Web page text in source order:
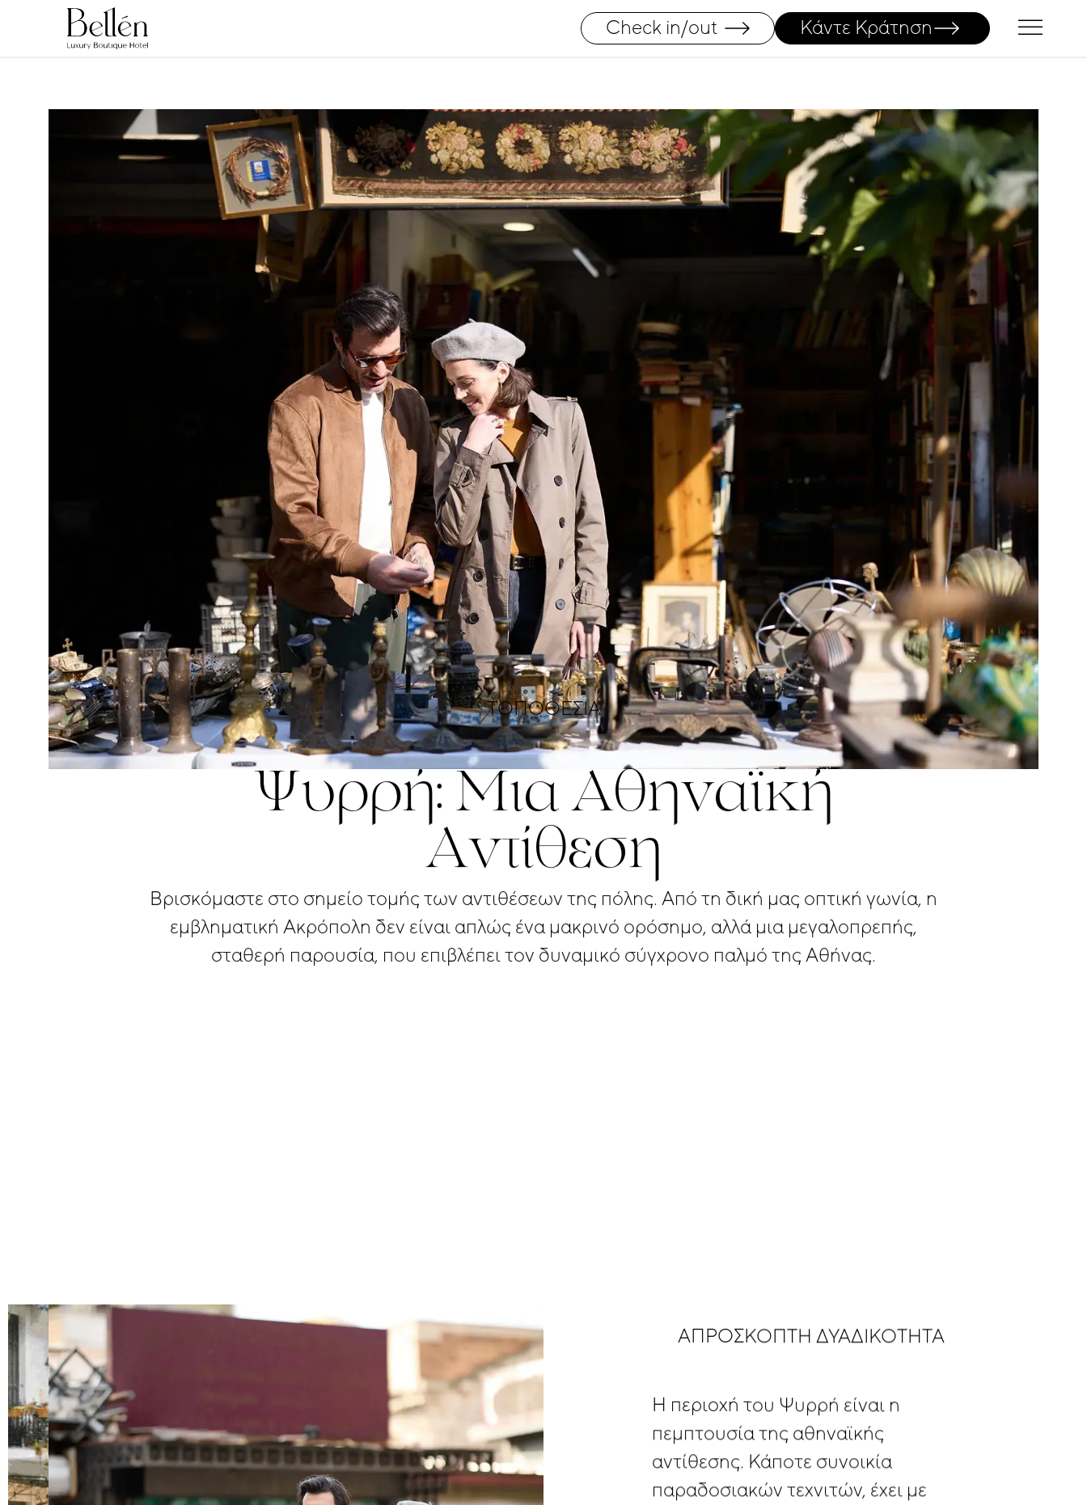
Παράκαμψη
Check in/out Κάντε Κράτηση
ΤΟΠΟΘΕΣΊΑ
Ψυρρή:Μια Αθηναϊκή
Αντίθεση
Βρισκόμαστε στο σημείοτομήςτων αντιθέσεωντης πόλης. Απότη δική μας οπτική γωνία, η
εμβληματική Ακρόπολη δεν είναιαπλώς ένα μακρινό ορόσημο, αλλά μια μεγαλοπρεπής,
σταθερή παρουσία, που επιβλέπειτον δυναμικό σύγχρονο παλμότηςΑθήνας.
ΑΠΡΌΣΚΟΠΤΗ ΔΥΑΔΙΚΌΤΗΤΑ
Η περιοχή του Ψυρρή είναι η
πεμπτουσίατης αθηναϊκής
αντίθεσης. Κάποτε συνοικία
παραδοσιακών τεχνιτών, έχει με